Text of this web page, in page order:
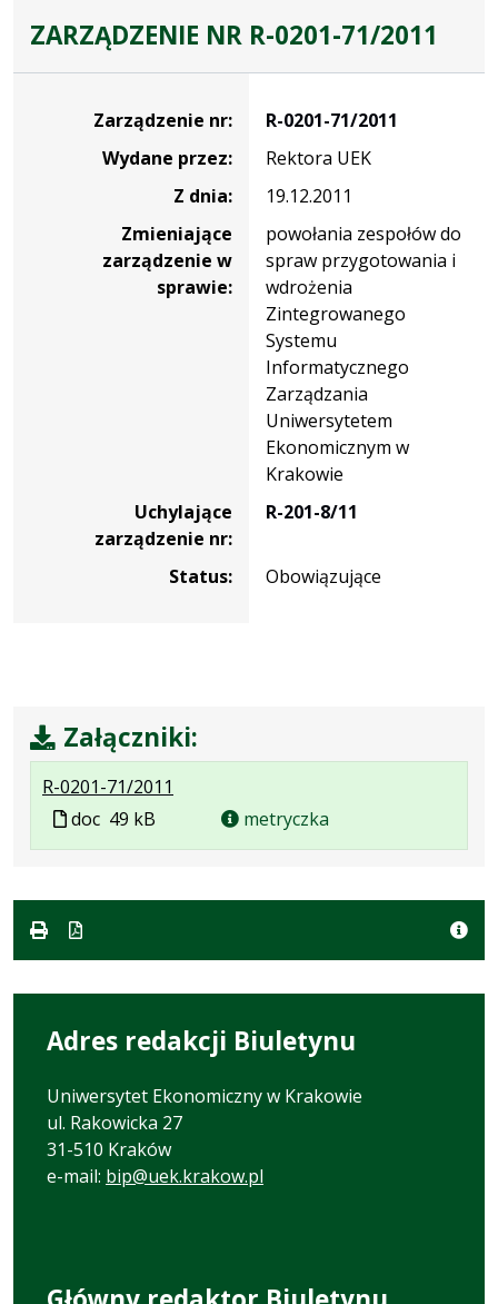
ZARZĄDZENIE NR R-0201-71/2011
Zarządzenie nr:
R-0201-71/2011
Wydane przez:
Rektora UEK
Z dnia:
19.12.2011
Zmieniające
zarządzenie w
sprawie:
powołania zespołów do
spraw przygotowania i
wdrożenia
Zintegrowanego
Systemu
Informatycznego
Zarządzania
Uniwersytetem
Ekonomicznym w
Krakowie
Uchylające
zarządzenie nr:
R-201-8/11
Status: Obowiązujące
Załączniki:
R-0201-71/2011
Rozmiar
Plik
w
doc 49 kB metryczka
Adres redakcji Biuletynu
Uniwersytet Ekonomiczny w Krakowie
ul. Rakowicka 27
31-510 Kraków
e-mail: bip@uek.krakow.pl